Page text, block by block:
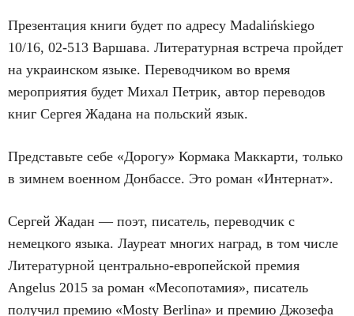
Презентация книги будет по адресу Madalińskiego
10/16, 02-513 Варшава. Литературная встреча пройдет
на украинском языке. Переводчиком во время
мероприятия будет Михал Петрик, автор переводов
книг Сергея Жадана на польский язык.
Представьте себе «Дорогу» Кормака Маккарти, только
в зимнем военном Донбассе. Это роман «Интернат».
Сергей Жадан — поэт, писатель, переводчик с
немецкого языка. Лауреат многих наград, в том числе
Литературной центрально-европейской премия
Angelus 2015 за роман «Месопотамия», писатель
получил премию «Mosty Berlina» и премию Джозефа